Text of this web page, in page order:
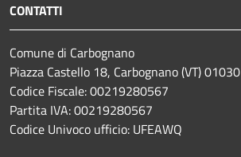
CONTATTI
Comune di Carbognano
Piazza Castello 18, Carbognano (VT) 01030
Codice Fiscale: 00219280567
Partita IVA: 00219280567
Codice Univoco ufficio: UFEAWQ